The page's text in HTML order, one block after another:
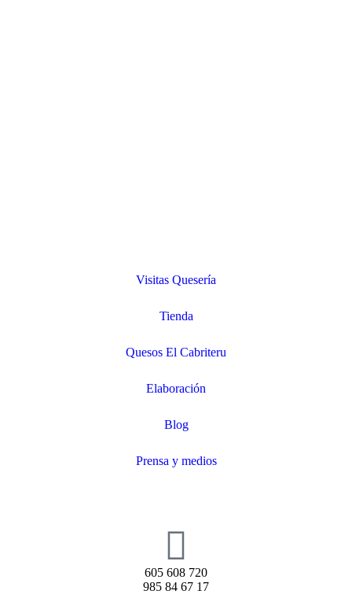
Visitas Quesería
Tienda
Quesos El Cabriteru
Elaboración
Blog
Prensa y medios
605 608 720
985 84 67 17